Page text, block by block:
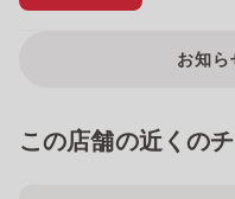
お知ら
この店舗の近くの